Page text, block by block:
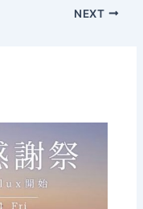
NEXT